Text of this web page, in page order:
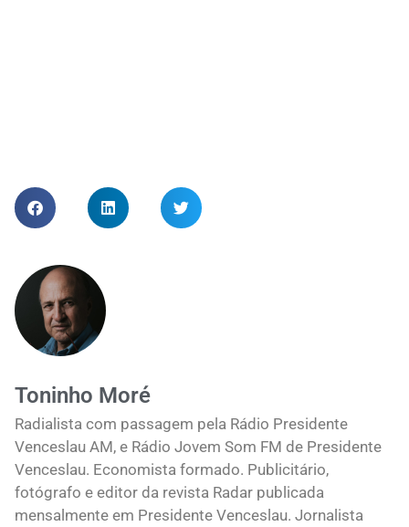
Toninho Moré
Radialista com passagem pela Rádio Presidente
Venceslau AM, e Rádio Jovem Som FM de Presidente
Venceslau. Economista formado. Publicitário,
fotógrafo e editor da revista Radar publicada
mensalmente em Presidente Venceslau. Jornalista